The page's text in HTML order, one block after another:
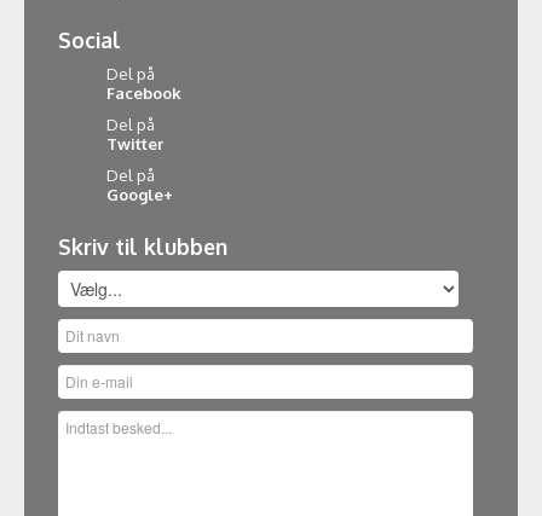
Social
Del på
Facebook
Del på
Twitter
Del på
Google+
Skriv til klubben